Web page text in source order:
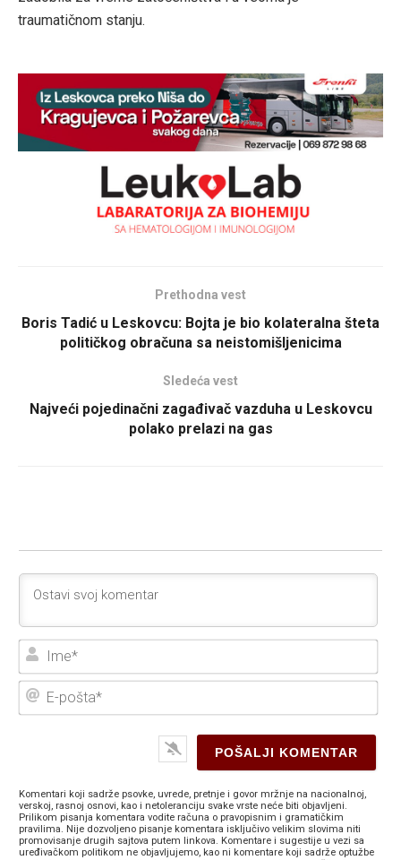
traumatičnom stanju.
Prethodna vest
Boris Tadić u Leskovcu: Bojta je bio kolateralna šteta
političkog obračuna sa neistomišljenicima
Sledeća vest
Najveći pojedinačni zagađivač vazduha u Leskovcu
polako prelazi na gas
E-
Komentari koji sadrže psovke, uvrede, pretnje i govor mržnje na nacionalnoj,
verskoj, rasnoj osnovi, kao i netoleranciju svake vrste neće biti objavljeni.
Prilikom pisanja komentara vodite računa o pravopisnim i gramatičkim
pravilima. Nije dozvoljeno pisanje komentara isključivo velikim slovima niti
promovisanje drugih sajtova putem linkova. Komentare i sugestije u vezi sa
uređivačkom politikom ne objavljujemo, kao ni komentare koji sadrže optužbe